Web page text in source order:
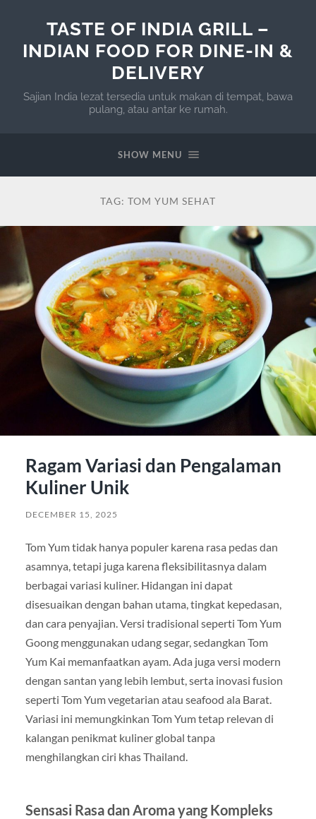
TASTE OF INDIA GRILL –
INDIAN FOOD FOR DINE-IN &
DELIVERY
Sajian India lezat tersedia untuk makan di tempat, bawa
pulang, atau antar ke rumah.
SHOW MENU
TAG: TOM YUM SEHAT
Ragam Variasi dan Pengalaman
Kuliner Unik
DECEMBER 15, 2025
Tom Yum tidak hanya populer karena rasa pedas dan
asamnya, tetapi juga karena fleksibilitasnya dalam
berbagai variasi kuliner. Hidangan ini dapat
disesuaikan dengan bahan utama, tingkat kepedasan,
dan cara penyajian. Versi tradisional seperti Tom Yum
Goong menggunakan udang segar, sedangkan Tom
Yum Kai memanfaatkan ayam. Ada juga versi modern
dengan santan yang lebih lembut, serta inovasi fusion
seperti Tom Yum vegetarian atau seafood ala Barat.
Variasi ini memungkinkan Tom Yum tetap relevan di
kalangan penikmat kuliner global tanpa
menghilangkan ciri khas Thailand.
Sensasi Rasa dan Aroma yang Kompleks